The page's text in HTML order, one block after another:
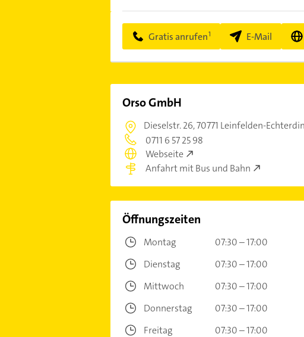
Gratis anrufen E-Mail
Orso GmbH
Dieselstr. 26,70771 Leinfelden-
0711 6 57 25 98
Webseite
Anfahrt mit Bus und Bahn
Öffnungszeiten
Montag
07:30 – 17:00
Dienstag
07:30 – 17:00
Mittwoch
07:30 – 17:00
Donnerstag
07:30 – 17:00
Freitag
07:30 – 17:00